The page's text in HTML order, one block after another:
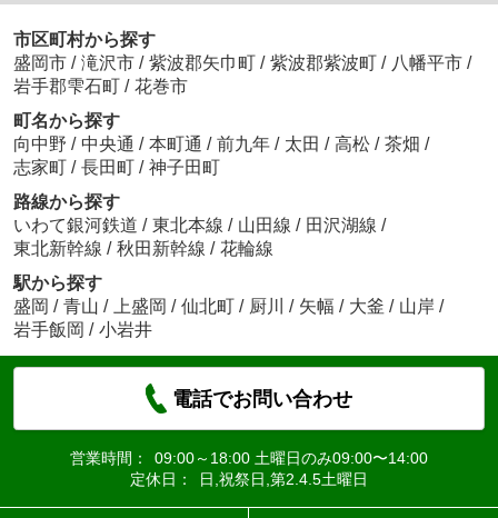
市区町村から探す
盛岡市 / 滝沢市 / 紫波郡矢巾町 / 紫波郡紫波町 / 八幡平市 /
岩手郡雫石町 / 花巻市
町名から探す
向中野 / 中央通 / 本町通 / 前九年 / 太田 / 高松 / 茶畑 /
志家町 / 長田町 / 神子田町
路線から探す
いわて銀河鉄道 / 東北本線 / 山田線 / 田沢湖線 /
東北新幹線 / 秋田新幹線 / 花輪線
駅から探す
盛岡 / 青山 / 上盛岡 / 仙北町 / 厨川 / 矢幅 / 大釜 / 山岸 /
岩手飯岡 / 小岩井
電話でお問い合わせ
営業時間：
09:00～18:00 土曜日のみ09:00〜14:00
定休日：
日,祝祭日,第2.4.5土曜日